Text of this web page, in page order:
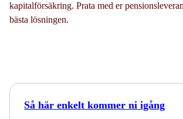
kapitalförsäkring. Prata med er
bästa lösningen.
Så här enkelt kommer ni igång